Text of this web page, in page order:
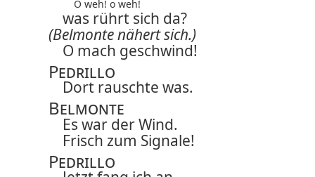
O weh! o weh!
was rührt sich da?
(Belmonte nähert sich.)
O mach geschwind!
Pedrillo
Dort rauschte was.
Belmonte
Es war der Wind.
Frisch zum Signale!
Pedrillo